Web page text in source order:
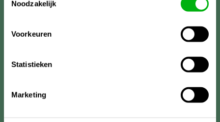
Noodzakelijk
Voorkeuren
Statistieken
Marketing